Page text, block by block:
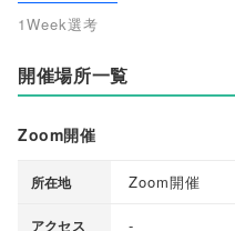
1Week選考
開催場所一覧
Zoom開催
所在地 Zoom開催
アクセス -